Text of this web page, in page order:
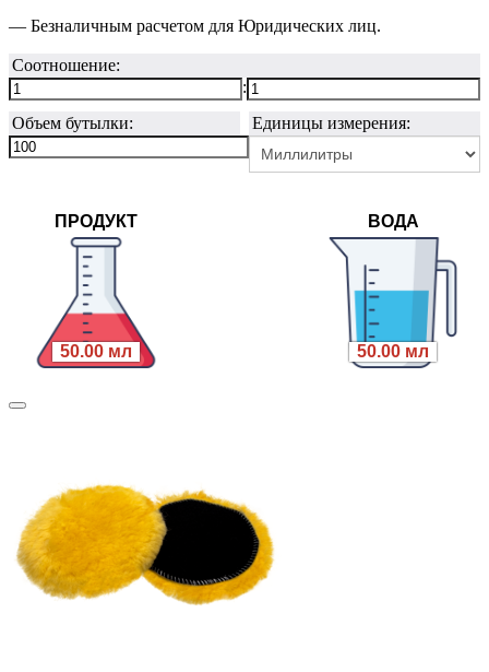
— Безналичным расчетом для Юридических лиц.
Соотношение:
:
Объем бутылки:
Единицы измерения:
ПРОДУКТ
50.00 мл
ВОДА
50.00 мл